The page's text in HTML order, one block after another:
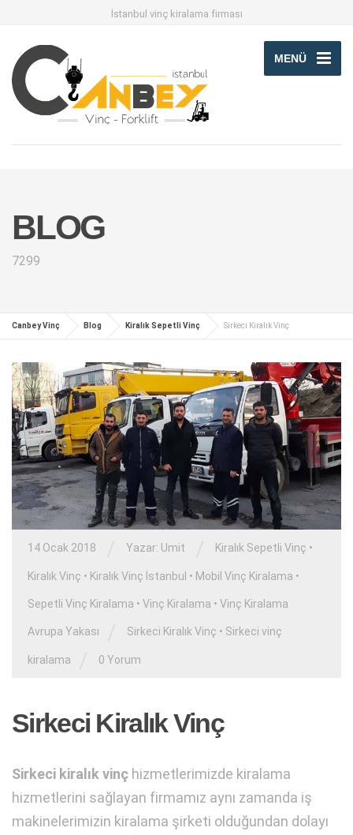
İstanbul vinç kiralama firması
MENÜ
BLOG
7299
Canbey Vinç Blog Kiralık Sepetli Vinç Sirkeci Kiralık Vinç
14 Ocak 2018 Yazar: Umit Kiralık Sepetli Vinç •
Kiralık Vinç • Kiralık Vinç İstanbul • Mobil Vinç Kiralama •
Sepetli Vinç Kiralama • Vinç Kiralama • Vinç Kiralama
Avrupa Yakası Sirkeci Kiralık Vinç • Sirkeci vinç
kiralama 0 Yorum
Sirkeci Kiralık Vinç
Sirkeci kiralık vinç hizmetlerimizde kiralama
hizmetlerini sağlayan firmamız aynı zamanda iş
makinelerimizin kiralama şirketi olduğundan dolayı